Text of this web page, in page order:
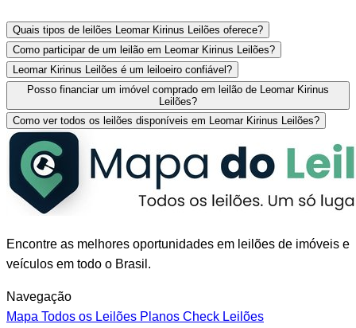
Quais tipos de leilões Leomar Kirinus Leilões oferece?
Como participar de um leilão em Leomar Kirinus Leilões?
Leomar Kirinus Leilões é um leiloeiro confiável?
Posso financiar um imóvel comprado em leilão de Leomar Kirinus
Leilões?
Como ver todos os leilões disponíveis em Leomar Kirinus Leilões?
Encontre as melhores oportunidades em leilões de imóveis e
veículos em todo o Brasil.
Navegação
Mapa Todos os Leilões Planos Check Leilões